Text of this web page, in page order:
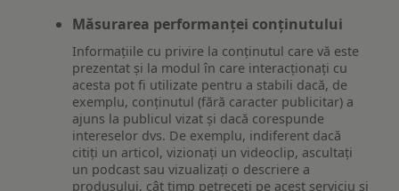
Măsurarea performanței conținutului
Informațiile cu privire la conținutul care vă este
prezentat și la modul în care interacționați cu
acesta pot fi utilizate pentru a stabili dacă, de
exemplu, conținutul (fără caracter publicitar) a
ajuns la publicul vizat și dacă corespunde
intereselor dvs. De exemplu, indiferent dacă
citiți un articol, vizionați un videoclip, ascultați
un podcast sau vizualizați o descriere a
produsului, cât timp petreceți pe acest serviciu și